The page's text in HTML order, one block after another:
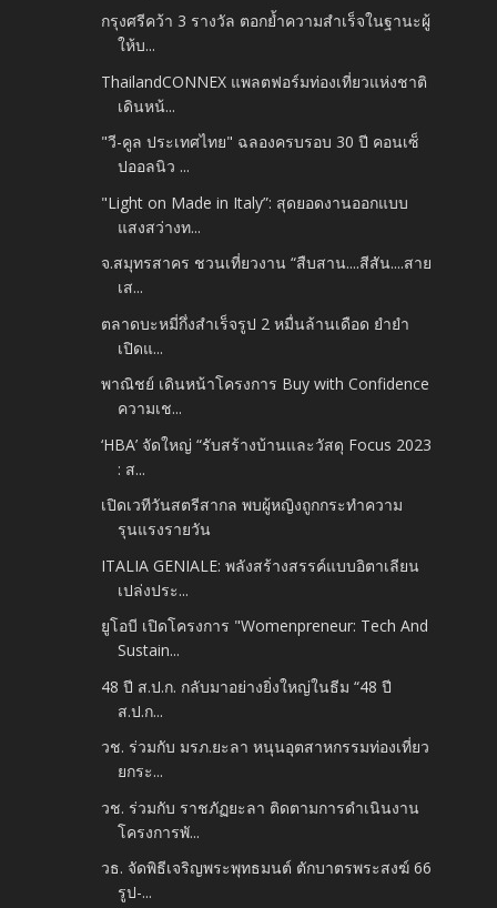
กรุงศรีคว้า 3 รางวัล ตอกย้ำความสำเร็จในฐานะผู้
ให้บ...
ThailandCONNEX แพลตฟอร์มท่องเที่ยวแห่งชาติ
เดินหน้...
"วี-คูล ประเทศไทย" ฉลองครบรอบ 30 ปี คอนเซ็
ปออลนิว ...
"Light on Made in Italy”: สุดยอดงานออกแบบ
แสงสว่างท...
จ.สมุทรสาคร ชวนเที่ยวงาน “สืบสาน....สีสัน....สาย
เส...
ตลาดบะหมี่กึ่งสำเร็จรูป 2 หมื่นล้านเดือด ยำยำ
เปิดแ...
พาณิชย์ เดินหน้าโครงการ Buy with Confidence
ความเช...
‘HBA’ จัดใหญ่ “รับสร้างบ้านและวัสดุ Focus 2023
: ส...
เปิดเวทีวันสตรีสากล พบผู้หญิงถูกกระทำความ
รุนแรงรายวัน
ITALIA GENIALE: พลังสร้างสรรค์แบบอิตาเลียน
เปล่งประ...
ยูโอบี เปิดโครงการ "Womenpreneur: Tech And
Sustain...
48 ปี ส.ป.ก. กลับมาอย่างยิ่งใหญ่ในธีม “48 ปี
ส.ป.ก...
วช. ร่วมกับ มรภ.ยะลา หนุนอุตสาหกรรมท่องเที่ยว
ยกระ...
วช. ร่วมกับ ราชภัฏยะลา ติดตามการดำเนินงาน
โครงการพั...
วธ. จัดพิธีเจริญพระพุทธมนต์ ตักบาตรพระสงฆ์ 66
รูป-...